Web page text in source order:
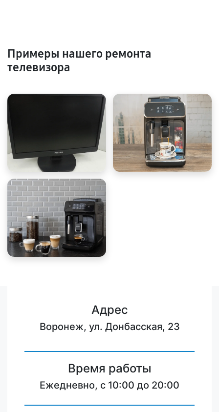
Примеры нашего ремонта
телевизора
Адрес
Воронеж, ул. Донбасская, 23
Время работы
Ежедневно, с 10:00 до 20:00